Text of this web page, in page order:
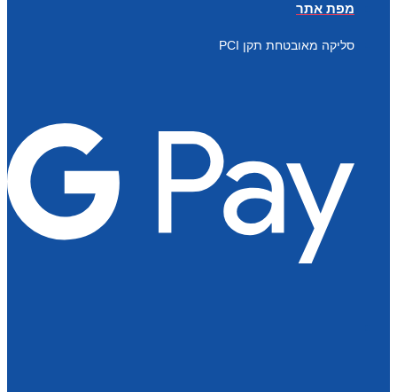
מפת אתר
סליקה מאובטחת תקן PCI